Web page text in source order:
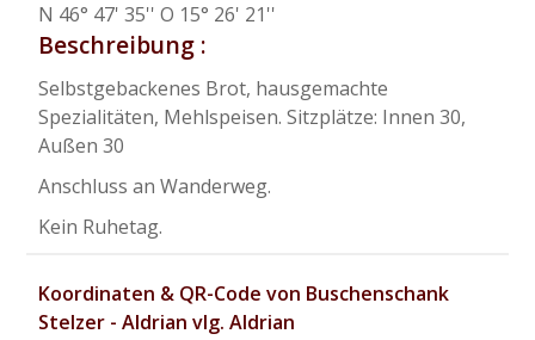
N 46° 47' 35'' O 15° 26' 21''
Beschreibung :
Selbstgebackenes Brot, hausgemachte
Spezialitäten, Mehlspeisen. Sitzplätze: Innen 30,
Außen 30
Anschluss an Wanderweg.
Kein Ruhetag.
Koordinaten & QR-Code von Buschenschank
Stelzer - Aldrian vlg. Aldrian